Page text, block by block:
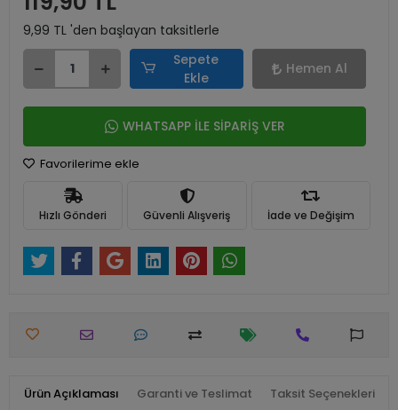
9,99 TL 'den başlayan taksitlerle
Sepete
Ekle
Hemen Al
WHATSAPP İLE SİPARİŞ VER
Favorilerime ekle
Hızlı Gönderi Güvenli Alışveriş İade ve Değişim
Ürün Açıklaması Garanti ve Teslimat Taksit Seçenekleri